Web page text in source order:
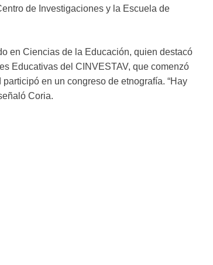
de Investigaciones y la Escuela de
en Ciencias de la Educación, quien destacó
Educativas del CINVESTAV, que comenzó
en un congreso de etnografía. “Hay
Coria.